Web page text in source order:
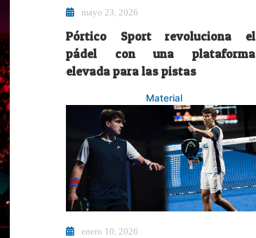
mayo 23, 2026
Pórtico Sport revoluciona el
pádel con una plataforma
elevada para las pistas
Material
enero 10, 2026